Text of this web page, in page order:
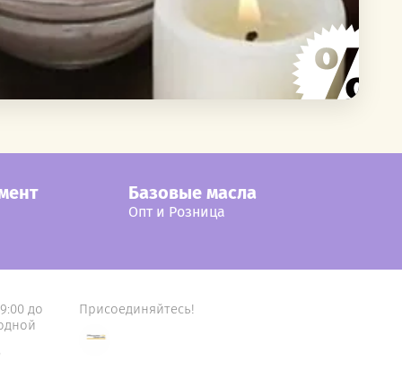
Базовые масла
Опт и Розница
до
Присоединяйтесь!